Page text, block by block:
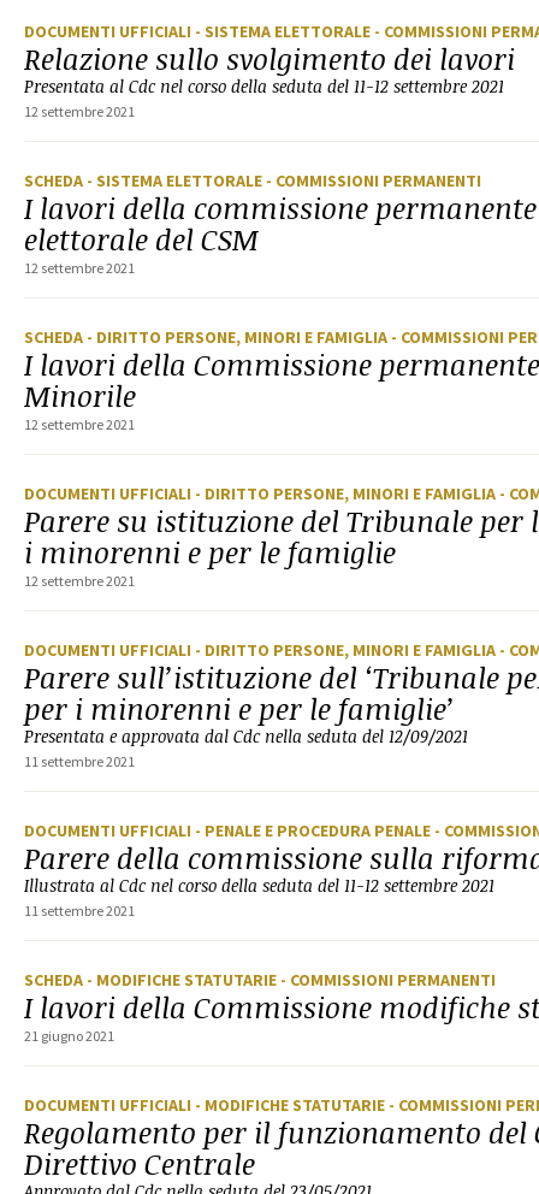
DOCUMENTI UFFICIALI - SISTEMA ELETTORALE - COMMISSIONI
Relazione sullo svolgimento dei lavori
Presentata al Cdc nel corso della seduta del 11-12 settembre 2021
12 settembre 2021
SCHEDA - SISTEMA ELETTORALE - COMMISSIONI PERMANENTI
I lavori della commissione
elettorale del CSM
12 settembre 2021
SCHEDA - DIRITTO PERSONE, MINORI E FAMIGLIA - COMMISSIONI
I lavori della Commissione
Minorile
12 settembre 2021
DOCUMENTI UFFICIALI - DIRITTO PERSONE, MINORI E FAMIGLIA -
Parere su istituzione del Tribunale per
i minorenni e per le famiglie
12 settembre 2021
DOCUMENTI UFFICIALI - DIRITTO PERSONE, MINORI E FAMIGLIA -
Parere sull’istituzione del ‘Tribunale
per i minorenni e per le famiglie’
Presentata e approvata dal Cdc nella seduta del 12/09/2021
11 settembre 2021
DOCUMENTI UFFICIALI - PENALE E PROCEDURA PENALE -
Parere della commissione sulla
Illustrata al Cdc nel corso della seduta del 11-12 settembre 2021
11 settembre 2021
SCHEDA - MODIFICHE STATUTARIE - COMMISSIONI PERMANENTI
I lavori della Commissione modifiche
21 giugno 2021
DOCUMENTI UFFICIALI - MODIFICHE STATUTARIE - COMMISSIONI
Regolamento per il funzionamento del
Direttivo Centrale